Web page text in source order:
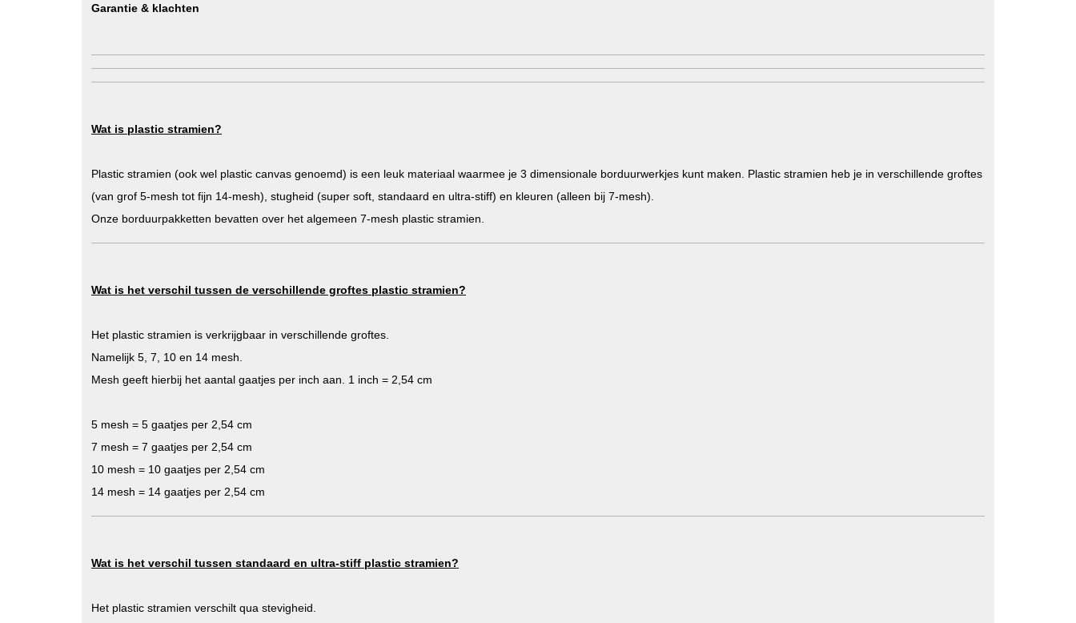
Garantie & klachten
Wat is plastic stramien?
Plastic stramien (ook wel plastic canvas genoemd) is een leuk materiaal waarmee je 3 dimensionale borduurwerkjes kunt maken. Plastic stramien heb je in verschillende groftes
(van grof 5-mesh tot fijn 14-mesh), stugheid (super soft, standaard en ultra-stiff) en kleuren (alleen bij 7-mesh).
Onze borduurpakketten bevatten over het algemeen 7-mesh plastic stramien.
Wat is het verschil tussen de verschillende groftes plastic stramien?
Het plastic stramien is verkrijgbaar in verschillende groftes.
Namelijk 5, 7, 10 en 14 mesh.
Mesh geeft hierbij het aantal gaatjes per inch aan. 1 inch = 2,54 cm
5 mesh = 5 gaatjes per 2,54 cm
7 mesh = 7 gaatjes per 2,54 cm
10 mesh = 10 gaatjes per 2,54 cm
14 mesh = 14 gaatjes per 2,54 cm
Wat is het verschil tussen standaard en ultra-stiff plastic stramien?
Het plastic stramien verschilt qua stevigheid.